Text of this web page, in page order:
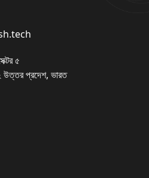
৫
উত্তর প্রদেশ, ভারত